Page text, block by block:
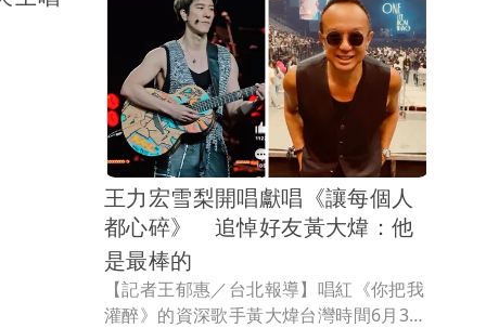
無見到死亡證明與最後一面，對於外界認
為她動作頻頻是為了爭產，她直言：「事
實是，我從未想要繼承。」
王力宏雪梨開唱獻唱《讓每個人
都心碎》 追悼好友黃大煒：他
是最棒的
【記者王郁惠／台北報導】唱紅《你把我
灌醉》的資深歌手黃大煒台灣時間6月3日